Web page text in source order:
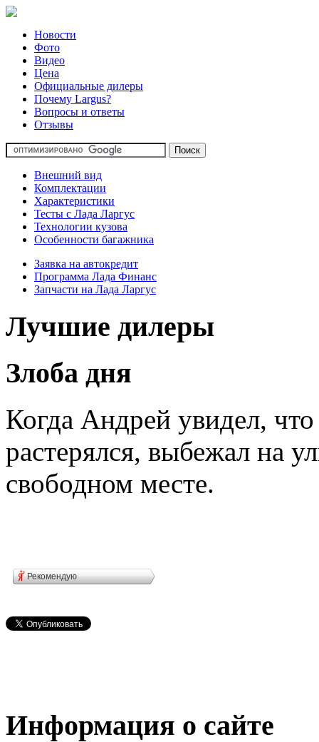
Новости
Фото
Видео
Цена
Официальные дилеры
Почему Largus?
Вопросы и ответы
Отзывы
Внешний вид
Комплектации
Характеристики
Тесты с Лада Ларгус
Технологии кузова
Особенности багажника
Заявка на автокредит
Программа Лада Финанс
Запчасти на Лада Ларгус
Лучшие дилеры
Злоба дня
Когда Андрей увидел,
растерялся, выбежал на
свободном месте.
Рекомендую
Информация о сайте